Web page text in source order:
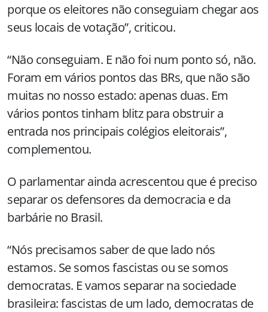
porque os eleitores não conseguiam chegar aos
seus locais de votação”, criticou.
“Não conseguiam. E não foi num ponto só, não.
Foram em vários pontos das BRs, que não são
muitas no nosso estado: apenas duas. Em
vários pontos tinham blitz para obstruir a
entrada nos principais colégios eleitorais”,
complementou.
O parlamentar ainda acrescentou que é preciso
separar os defensores da democracia e da
barbárie no Brasil.
“Nós precisamos saber de que lado nós
estamos. Se somos fascistas ou se somos
democratas. E vamos separar na sociedade
brasileira: fascistas de um lado, democratas de